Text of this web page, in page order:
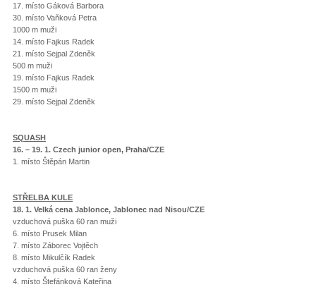
17. místo Gáková Barbora
30. místo Vaňková Petra
1000 m muži
14. místo Fajkus Radek
21. místo Sejpal Zdeněk
500 m muži
19. místo Fajkus Radek
1500 m muži
29. místo Sejpal Zdeněk
SQUASH
16. – 19. 1. Czech junior open, Praha/CZE
1. místo Štěpán Martin
STŘELBA KULE
18. 1. Velká cena Jablonce, Jablonec nad Nisou/CZE
vzduchová puška 60 ran muži
6. místo Prusek Milan
7. místo Záborec Vojtěch
8. místo Mikulčík Radek
vzduchová puška 60 ran ženy
4. místo Štefánková Kateřina